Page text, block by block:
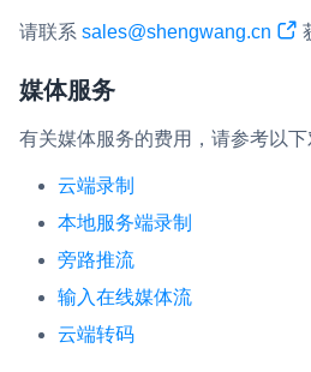
请联系 sales@shengwang.cn
媒体服务
有关媒体服务的费用，请参考以下
云端录制
本地服务端录制
旁路推流
输入在线媒体流
云端转码